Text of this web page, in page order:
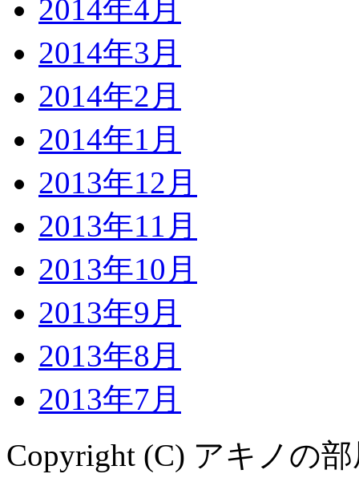
2014年4月
2014年3月
2014年2月
2014年1月
2013年12月
2013年11月
2013年10月
2013年9月
2013年8月
2013年7月
Copyright (C) アキノの部